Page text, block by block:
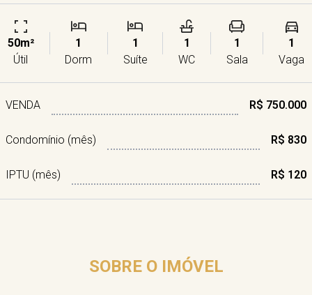
50m²
Útil
1
Dorm
1
Suíte
1
WC
1
Sala
1
Vaga
VENDA R$ 750.000
Condomínio (mês) R$ 830
IPTU (mês) R$ 120
SOBRE O IMÓVEL